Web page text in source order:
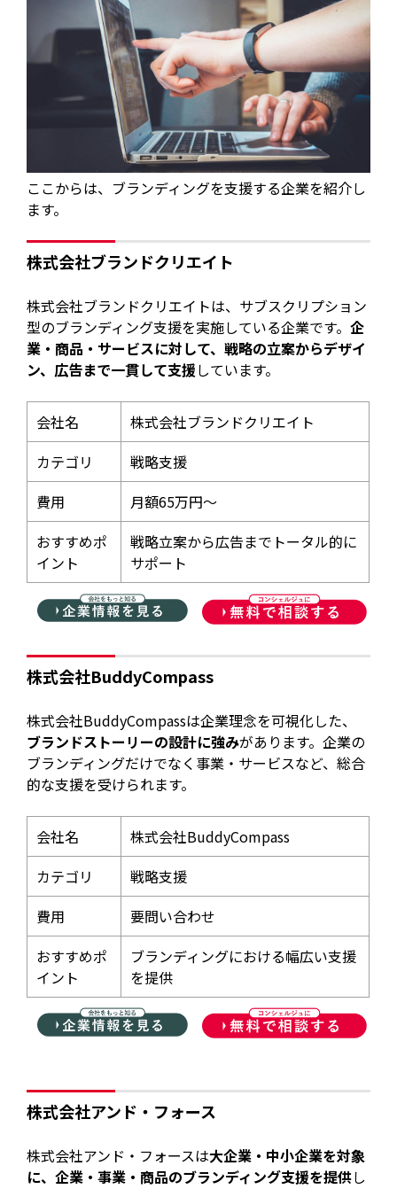
ここからは、ブランディングを支援する企業を紹介し
ます。
株式会社ブランドクリエイト
株式会社ブランドクリエイトは、サブスクリプション
型のブランディング支援を実施している企業です。企
業・商品・サービスに対して、戦略の立案からデザイ
ン、広告まで一貫して支援しています。
会社名
株式会社ブランドクリエイト
カテゴリ
戦略支援
費用
月額65万円～
おすすめポ
イント
戦略立案から広告までトータル的に
サポート
株式会社BuddyCompass
株式会社BuddyCompassは企業理念を可視化した、
ブランドストーリーの設計に強みがあります。企業の
ブランディングだけでなく事業・サービスなど、総合
的な支援を受けられます。
会社名
株式会社BuddyCompass
カテゴリ
戦略支援
費用
要問い合わせ
おすすめポ
イント
ブランディングにおける幅広い支援
を提供
株式会社アンド・フォース
株式会社アンド・フォースは大企業・中小企業を対象
に、企業・事業・商品のブランディング支援を提供し